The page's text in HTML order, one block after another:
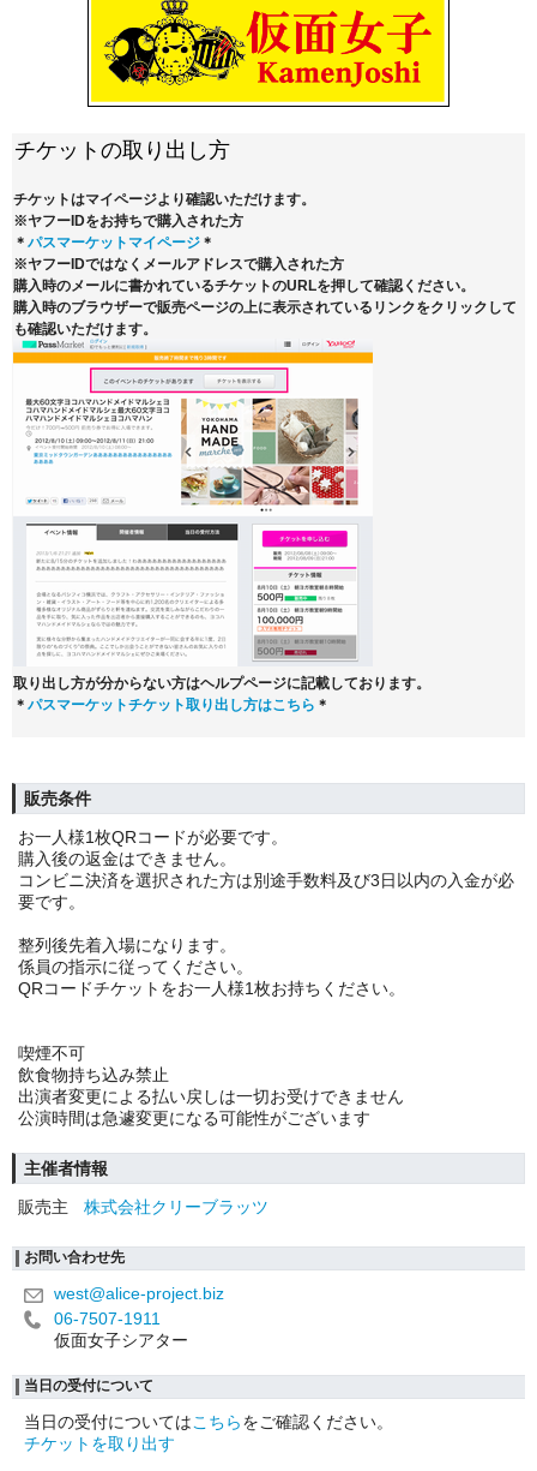
チケットの取り出し方
チケットはマイページより確認いただけます。
※ヤフーIDをお持ちで購入された方
＊ パスマーケットマイページ ＊
※ヤフーIDではなくメールアドレスで購入された方
購入時のメールに書かれているチケットのURLを押して確認ください。
購入時のブラウザーで販売ページの上に表示されているリンクをクリックして
も確認いただけます。
取り出し方が分からない方はヘルプページに記載しております。
＊ パスマーケットチケット取り出し方はこちら ＊
販売条件
お一人様1枚QRコードが必要です。
購入後の返金はできません。
コンビニ決済を選択された方は別途手数料及び3日以内の入金が必
要です。
整列後先着入場になります。
係員の指示に従ってください。
QRコードチケットをお一人様1枚お持ちください。
喫煙不可
飲食物持ち込み禁止
出演者変更による払い戻しは一切お受けできません
公演時間は急遽変更になる可能性がございます
主催者情報
販売主
株式会社クリーブラッツ
お問い合わせ先
west@alice-project.biz
06-7507-1911
仮面女子シアター
当日の受付について
当日の受付についてはこちらをご確認ください。
チケットを取り出す